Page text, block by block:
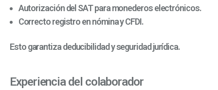
Autorización del SAT para monederos electrónicos.
Correcto registro en nómina y CFDI.
Esto garantiza deducibilidad y seguridad jurídica.
Experiencia del colaborador